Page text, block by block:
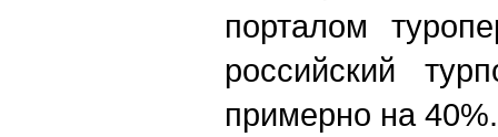
порталом
российский
примерно на 40%.